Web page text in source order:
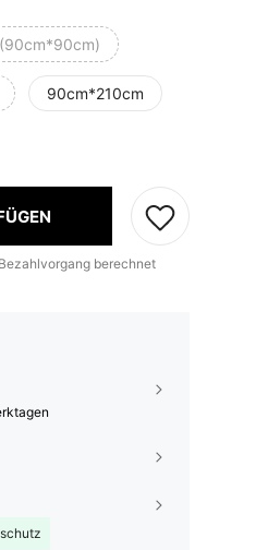
90cm*210cm
berechnet